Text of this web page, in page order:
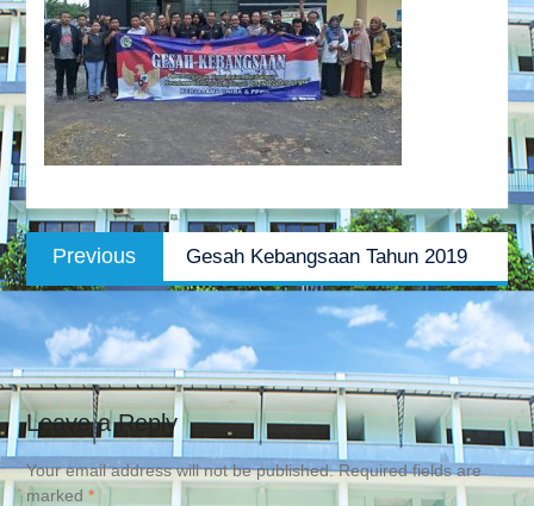
Post
navigation
Previous
post:
Gesah Kebangsaan Tahun 2019
Leave a Reply
Your email address will not be published. Required fields are
marked *